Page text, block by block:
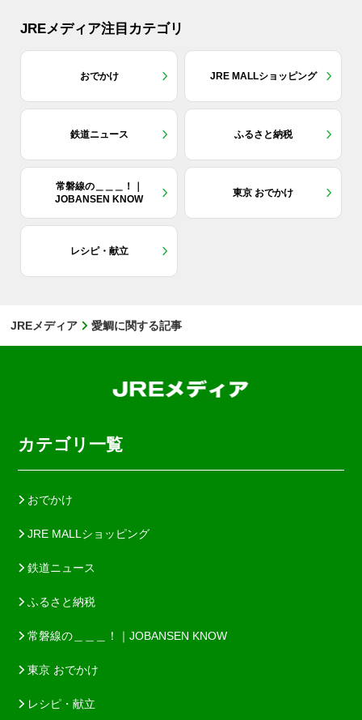
JREメディア注目カテゴリ
おでかけ JRE MALLショッピング
鉄道ニュース ふるさと納税
常磐線の＿＿＿！｜
JOBANSEN KNOW
東京 おでかけ
レシピ・献立
JREメディア 愛鯛に関する記事
カテゴリ一覧
おでかけ
JRE MALLショッピング
鉄道ニュース
ふるさと納税
常磐線の＿＿＿！｜JOBANSEN KNOW
東京 おでかけ
レシピ・献立